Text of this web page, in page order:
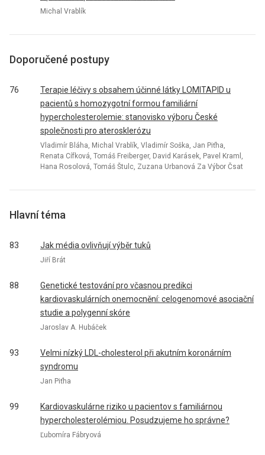
Michal Vrablík
Doporučené postupy
76
Terapie léčivy s obsahem účinné látky LOMITAPID u
pacientů s homozygotní formou familiární
hypercholesterolemie: stanovisko výboru České
společnosti pro aterosklerózu
Vladimír Bláha, Michal Vrablík, Vladimír Soška, Jan Piťha,
Renata Cífková, Tomáš Freiberger, David Karásek, Pavel Kraml,
Hana Rosolová, Tomáš Štulc, Zuzana Urbanová Za Výbor Čsat
Hlavní téma
83 Jak média ovlivňují výběr tuků
Jiří Brát
88
Genetické testování pro včasnou predikci
kardiovaskulárních onemocnění: celogenomové asociační
studie a polygenní skóre
Jaroslav A. Hubáček
93
Velmi nízký LDL-cholesterol při akutním koronárním
syndromu
Jan Piťha
99
Kardiovaskulárne riziko u pacientov s familiárnou
hypercholesterolémiou. Posudzujeme ho správne?
Ľubomíra Fábryová